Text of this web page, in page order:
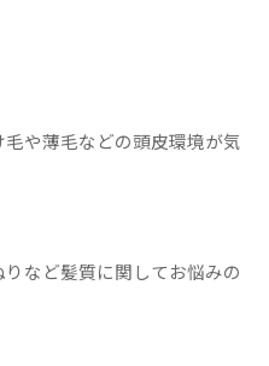
や薄毛などの頭皮環境が気
など髪質に関してお悩みの